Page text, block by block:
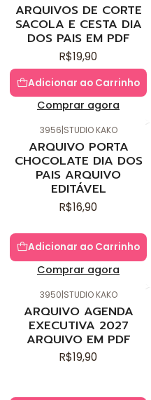
ARQUIVOS DE CORTE
SACOLA E CESTA DIA
DOS PAIS EM PDF
R$19,90
Adicionar ao Carrinho
Comprar agora
3956|STUDIO KAKO
ARQUIVO PORTA
CHOCOLATE DIA DOS
PAIS ARQUIVO
EDITÁVEL
R$16,90
Adicionar ao Carrinho
Comprar agora
3950|STUDIO KAKO
ARQUIVO AGENDA
EXECUTIVA 2027
ARQUIVO EM PDF
R$19,90